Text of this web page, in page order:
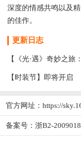
深度的情感共鸣以及
的佳作。
更新日志
【《光·遇》奇妙之
【时装节】即将开启
官方网址： https://
备案号：浙B2-